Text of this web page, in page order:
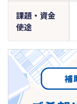
課題・資金
使途